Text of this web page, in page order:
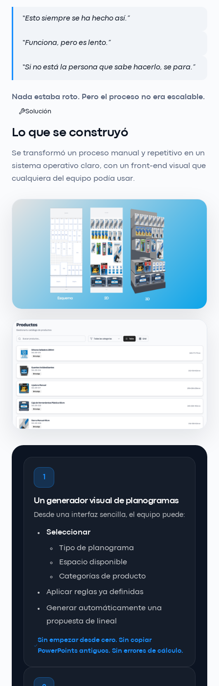
“Esto siempre se ha hecho así. ”
“Funciona, pero es lento. ”
“Si no está la persona que sabe hacerlo, se para. ”
Nada estaba roto. Pero el proceso no era escalable.
Solución
Lo que se construyó
Se transformó un proceso manual y repetitivo en un
sistema operativo claro, con un front-end visual que
cualquiera del equipo podía usar.
1
Un generador visual de planogramas
Desde una interfaz sencilla, el equipo puede:
Seleccionar
Tipo de planograma
Espacio disponible
Categorías de producto
Aplicar reglas ya definidas
Generar automáticamente una
propuesta de lineal
Sin empezar desde cero. Sin copiar
PowerPoints antiguos. Sin errores de cálculo.